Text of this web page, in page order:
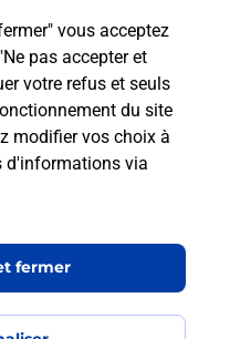
vous acceptez
pas accepter et
votre refus et seuls
du site
modifier vos choix à
d'informations via
fermer
LES MONTS